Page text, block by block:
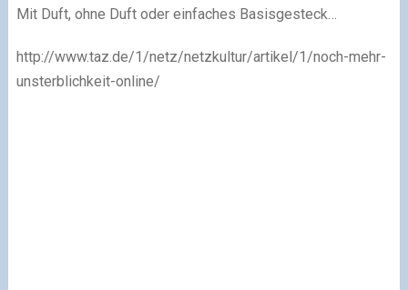
Mit Duft, ohne Duft oder einfaches Basisgesteck…
http://www.taz.de/1/netz/netzkultur/artikel/1/noch-mehr-
unsterblichkeit-online/